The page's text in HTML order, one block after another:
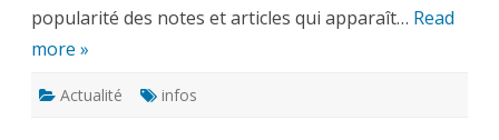
popularité des notes et articles qui apparaît… Read
more »
Actualité infos